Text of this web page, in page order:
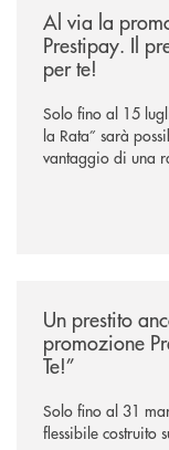
Al via la
Prestipay. Il
per te!
Solo fino al 15
la Rata” sarà
vantaggio di una
Un prestito
promozione
Te!”
Solo fino al 31
flessibile costruito